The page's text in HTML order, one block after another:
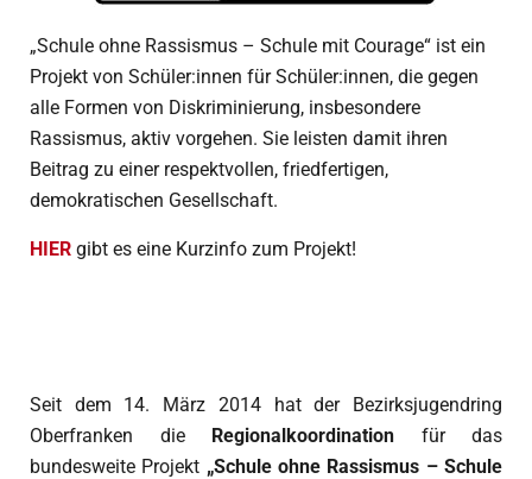
„Schule ohne Rassismus – Schule mit Courage“ ist ein
Projekt von Schüler:innen für Schüler:innen, die gegen
alle Formen von Diskriminierung, insbesondere
Rassismus, aktiv vorgehen. Sie leisten damit ihren
Beitrag zu einer respektvollen, friedfertigen,
demokratischen Gesellschaft.
HIER gibt es eine Kurzinfo zum Projekt!
Seit dem 14. März 2014 hat der Bezirksjugendring
Oberfranken die Regionalkoordination für das
bundesweite Projekt „Schule ohne Rassismus – Schule